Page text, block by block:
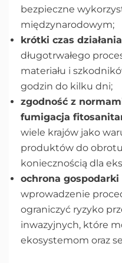
bezpieczne
międzynarodowym;
krótki czas
długotrwałego
materiału i
godzin do kilku dni;
zgodność z
fumigacja
wiele krajów jako
produktów do
koniecznością dla
ochrona gospodarki
wprowadzenie
ograniczyć ryzyko
inwazyjnych, które
ekosystemom oraz